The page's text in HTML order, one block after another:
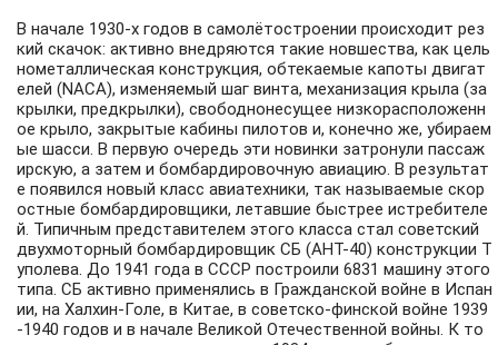
В начале 1930-х годов в самолётостроении происходит рез
кий скачок: активно внедряются такие новшества, как цель
нометаллическая конструкция, обтекаемые капоты двигат
елей (NACA), изменяемый шаг винта, механизация крыла (за
крылки, предкрылки), свободнонесущее низкорасположенн
ое крыло, закрытые кабины пилотов и, конечно же, убираем
ые шасси. В первую очередь эти новинки затронули пассаж
ирскую, а затем и бомбардировочную авиацию. В результат
е появился новый класс авиатехники, так называемые скор
остные бомбардировщики, летавшие быстрее истребителе
й. Типичным представителем этого класса стал советский
двухмоторный бомбардировщик СБ (АНТ-40) конструкции Т
уполева. До 1941 года в СССР построили 6831 машину этого
типа. СБ активно применялись в Гражданской войне в Испан
ии, на Халхин-Голе, в Китае, в советско-финской войне 1939
-1940 годов и в начале Великой Отечественной войны. К то